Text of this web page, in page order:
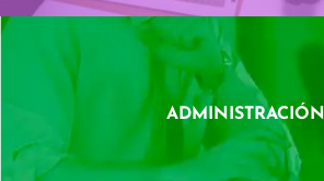
ADMINISTRACIÓN